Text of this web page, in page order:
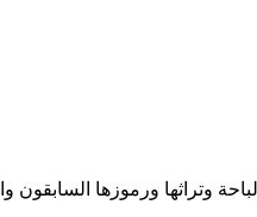
وتراثها ورموزها السابقون